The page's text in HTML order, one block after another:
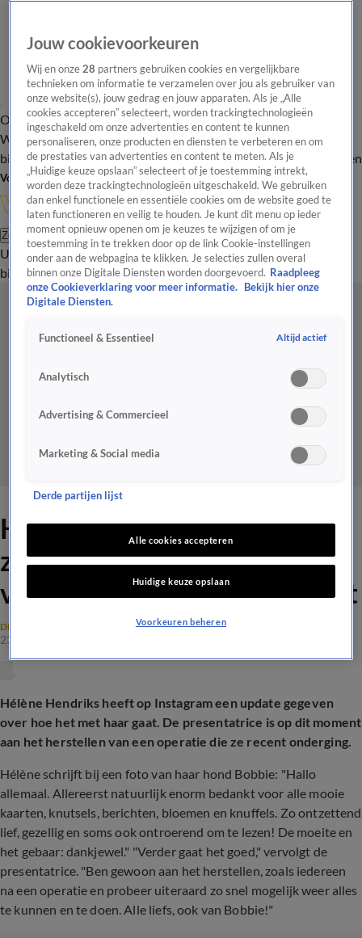
Overzicht Onze programma's Uitzendingen Onze gezichten
In de
WandelgangenInterviewsUitzending
bijwonenPodcastShopVeelgestelde vragenKijkersvraag insturen
Volg Vandaag Inside
Zoeken
UitzendingenVandaag InsideDe OranjezomerShopUitzending
bijwonen
Hélène Hendriks laat van
zich horen op Instagram en
vertelt hoe het met haar gaat
DE ORANJEZOMER NIEUWS
23 juni 2025, 13:44
Hélène Hendriks heeft op Instagram een update gegeven
over hoe het met haar gaat. De presentatrice is op dit moment
aan het herstellen van een operatie die ze recent onderging.
Hélène schrijft bij een foto van haar hond Bobbie: "Hallo
allemaal. Allereerst natuurlijk enorm bedankt voor alle mooie
kaarten, knutsels, berichten, bloemen en knuffels. Zo ontzettend
lief, gezellig en soms ook ontroerend om te lezen! De moeite en
het gebaar: dankjewel." "Verder gaat het goed," vervolgt de
presentatrice. "Ben gewoon aan het herstellen, zoals iedereen
na een operatie en probeer uiteraard zo snel mogelijk weer alles
te kunnen en te doen. Alle liefs, ook van Bobbie!"
Jouw cookievoorkeuren
Wij en onze28 partners gebruiken cookies en vergelijkbare
technieken om informatie te verzamelen over jou als gebruiker van
onze website(s), jouw gedrag en jouw apparaten. Als je „Alle
cookies accepteren” selecteert, worden trackingtechnologieën
ingeschakeld om onze advertenties en content te kunnen
personaliseren, onze producten en diensten te verbeteren en om
de prestaties van advertenties en content te meten. Als je
„Huidige keuze opslaan” selecteert of je toestemming intrekt,
worden deze trackingtechnologieën uitgeschakeld. We gebruiken
dan enkel functionele en essentiële cookies om de website goed te
laten functioneren en veilig te houden. Je kunt dit menu op ieder
moment opnieuw openen om je keuzes te wijzigen of om je
toestemming in te trekken door op de link Cookie-instellingen
onder aan de webpagina te klikken. Je selecties zullen overal
binnen onze Digitale Diensten worden doorgevoerd. Raadpleeg
onze Cookieverklaring voor meer informatie.
Bekijk hier onze
Digitale Diensten.
Functioneel & Essentieel Altijd actief
Analytisch
Advertising & Commercieel
Marketing & Social media
Derde partijen lijst
Alle cookies accepteren
Huidige keuze opslaan
Voorkeuren beheren